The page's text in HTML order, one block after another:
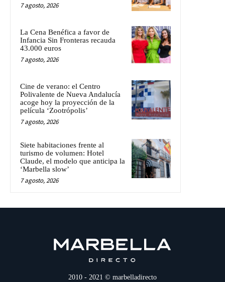
7 agosto, 2026
La Cena Benéfica a favor de
Infancia Sin Fronteras recauda
43.000 euros
7 agosto, 2026
Cine de verano: el Centro
Polivalente de Nueva Andalucía
acoge hoy la proyección de la
película ‘Zootrópolis’
7 agosto, 2026
Siete habitaciones frente al
turismo de volumen: Hotel
Claude, el modelo que anticipa la
‘Marbella slow’
7 agosto, 2026
2010 - 2021 © marbelladirecto